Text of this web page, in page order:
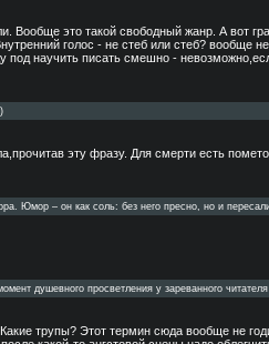
Вообще это такой свободный жанр. А вот
голос - не стеб или стеб? вообще
под научить писать смешно -
эту фразу. Для смерти есть
Юмор – он как соль: без него пресно, но и
душевного просветления у зареванного
трупы? Этот термин сюда вообще не